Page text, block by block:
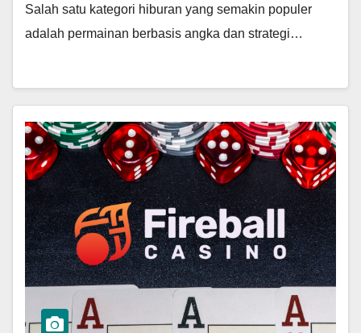
Salah satu kategori hiburan yang semakin populer
adalah permainan berbasis angka dan strategi…